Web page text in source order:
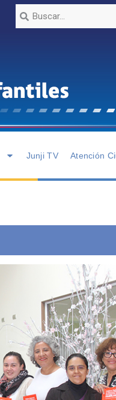
Junji TV Atención